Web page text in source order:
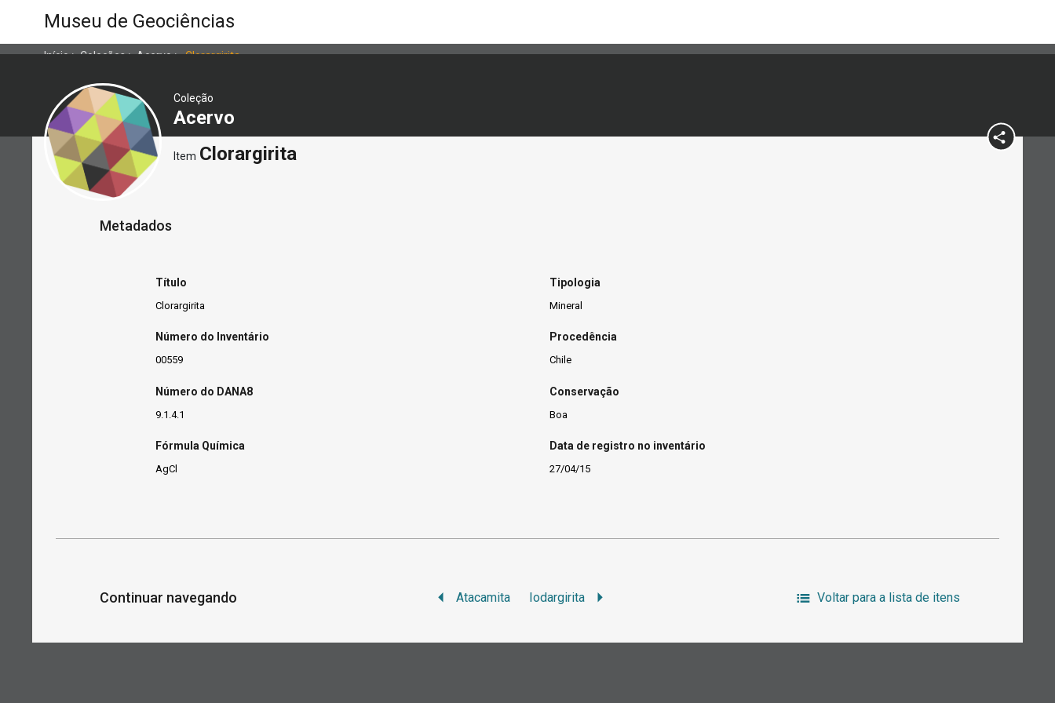
Museu de Geociências
Início>Coleções>Acervo>Clorargirita
Coleção
Acervo
Item Clorargirita
Metadados
Título
Clorargirita
Número do Inventário
00559
Número do DANA8
9.1.4.1
Fórmula Química
AgCl
Tipologia
Mineral
Procedência
Chile
Conservação
Boa
Data de registro no inventário
27/04/15
Continuar navegando Atacamita Iodargirita Voltar para a lista de itens